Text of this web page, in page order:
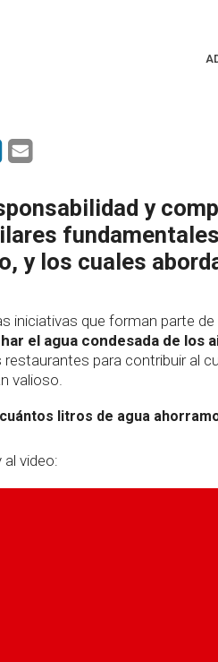
y
y los cuales
iniciativas que forman parte
el agua condesada de los
para contribuir al
valioso.
litros de agua
al video: